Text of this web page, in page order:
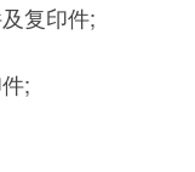
复印件;
;